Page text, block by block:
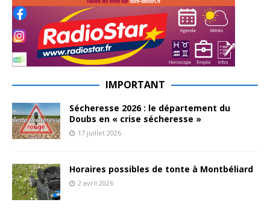
IMPORTANT
Sécheresse 2026 : le département du
Doubs en « crise sécheresse »
17 juillet 2026
Horaires possibles de tonte à Montbéliard
2 avril 2026